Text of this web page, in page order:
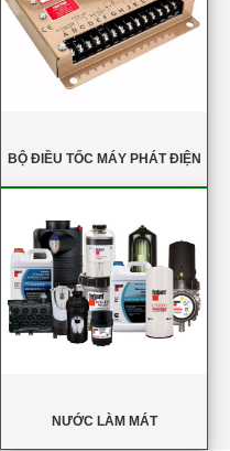
BỘ ĐIỀU TỐC MÁY PHÁT ĐIỆN
NƯỚC LÀM MÁT